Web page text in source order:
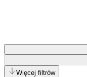
Więcej filtrów